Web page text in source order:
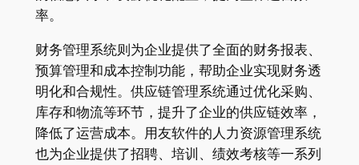
率。
财务管理系统则为企业提供了全面的财务报表、
预算管理和成本控制功能，帮助企业实现财务透
明化和合规性。供应链管理系统通过优化采购、
库存和物流等环节，提升了企业的供应链效率，
降低了运营成本。用友软件的人力资源管理系统
也为企业提供了招聘、培训、绩效考核等一系列